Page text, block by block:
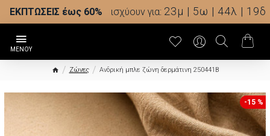
ΕΚΠΤΩΣΕΙΣ έως 60% ισχύουν για: 23μ | 5ω | 44λ | 18δ
Ζώνες Ανδρική μπλε ζώνη δερμάτινη 250441B
-15 %